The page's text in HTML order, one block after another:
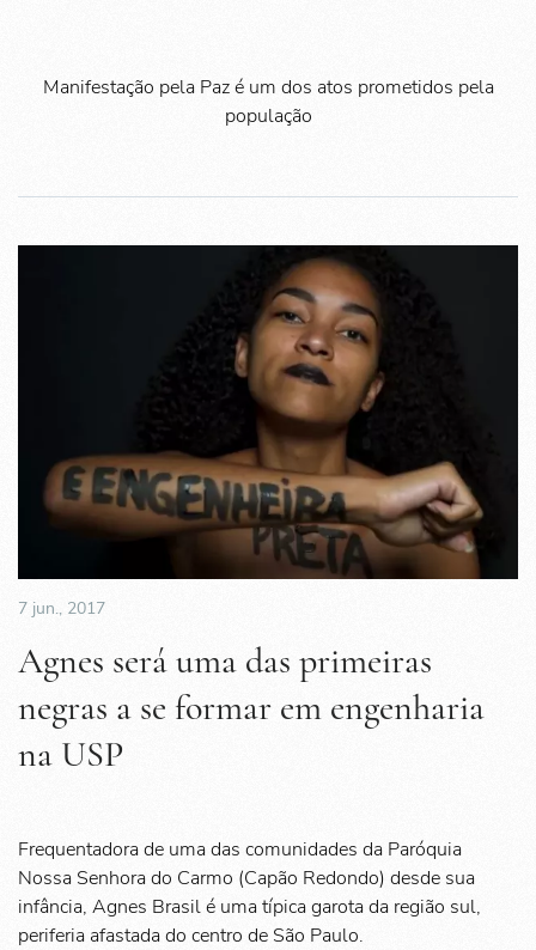
Manifestação pela Paz é um dos atos prometidos pela
população
7 jun., 2017
Agnes será uma das primeiras
negras a se formar em engenharia
na USP
Frequentadora de uma das comunidades da Paróquia
Nossa Senhora do Carmo (Capão Redondo) desde sua
infância, Agnes Brasil é uma típica garota da região sul,
periferia afastada do centro de São Paulo.